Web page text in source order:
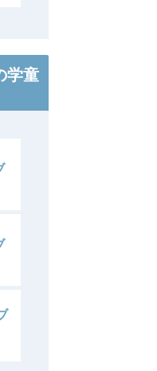
学童